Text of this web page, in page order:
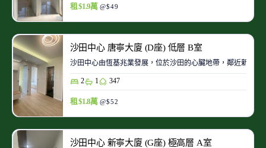
租 $1.9萬 @$49
沙田中心 唐寧大廈 (D座) 低層 B室
沙田中心由恆基兆業發展，位於沙田的心臟地帶，鄰近新城
2 1 347
租 $1.8萬 @$52
沙田中心 新寧大廈 (G座) 極高層 A室